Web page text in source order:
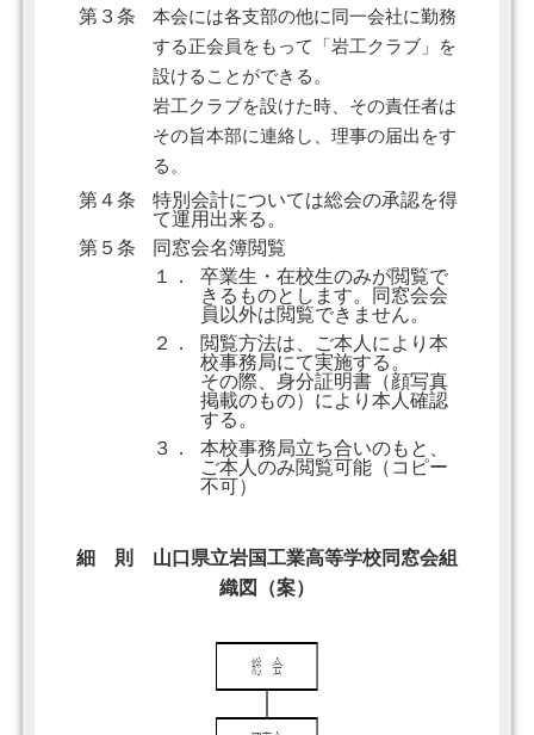
第３条
本会には各支部の他に同一会社に勤務
する正会員をもって「岩工クラブ」を
設けることができる。
岩工クラブを設けた時、その責任者は
その旨本部に連絡し、理事の届出をす
る。
第４条
特別会計については総会の承認を得
て運用出来る。
第５条
同窓会名簿閲覧
１．
卒業生・在校生のみが閲覧で
きるものとします。同窓会会
員以外は閲覧できません。
２．
閲覧方法は、ご本人により本
校事務局にて実施する。
その際、身分証明書（顔写真
掲載のもの）により本人確認
する。
３．
本校事務局立ち合いのもと、
ご本人のみ閲覧可能（コピー
不可）
細 則 山口県立岩国工業高等学校同窓会組
織図（案）